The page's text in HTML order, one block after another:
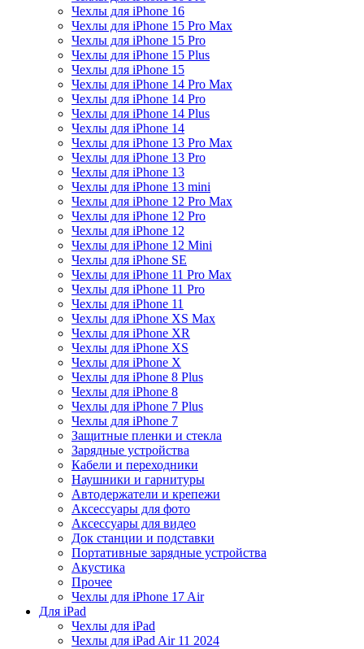
Чехлы для iPhone 16
Чехлы для iPhone 15 Pro Max
Чехлы для iPhone 15 Pro
Чехлы для iPhone 15 Plus
Чехлы для iPhone 15
Чехлы для iPhone 14 Pro Max
Чехлы для iPhone 14 Pro
Чехлы для iPhone 14 Plus
Чехлы для iPhone 14
Чехлы для iPhone 13 Pro Max
Чехлы для iPhone 13 Pro
Чехлы для iPhone 13
Чехлы для iPhone 13 mini
Чехлы для iPhone 12 Pro Max
Чехлы для iPhone 12 Pro
Чехлы для iPhone 12
Чехлы для iPhone 12 Mini
Чехлы для iPhone SE
Чехлы для iPhone 11 Pro Max
Чехлы для iPhone 11 Pro
Чехлы для iPhone 11
Чехлы для iPhone XS Max
Чехлы для iPhone XR
Чехлы для iPhone XS
Чехлы для iPhone X
Чехлы для iPhone 8 Plus
Чехлы для iPhone 8
Чехлы для iPhone 7 Plus
Чехлы для iPhone 7
Защитные пленки и стекла
Зарядные устройства
Кабели и переходники
Наушники и гарнитуры
Автодержатели и крепежи
Аксессуары для фото
Аксессуары для видео
Док станции и подставки
Портативные зарядные устройства
Акустика
Прочее
Чехлы для iPhone 17 Air
Для iPad
Чехлы для iPad
Чехлы для iPad Air 11 2024